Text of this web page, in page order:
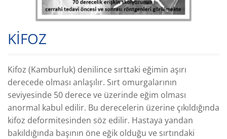
KİFOZ
Kifoz (Kamburluk) denilince sırttaki eğimin aşırı
derecede olması anlaşılır. Sırt omurgalarının
seviyesinde 50 derece ve üzerinde eğim olması
anormal kabul edilir. Bu derecelerin üzerine çıkıldığında
kifoz deformitesinden söz edilir. Hastaya yandan
bakıldığında başının öne eğik olduğu ve sırtındaki